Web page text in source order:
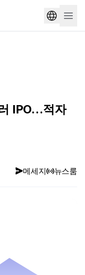
IPO…적자
메세지 뉴스룸